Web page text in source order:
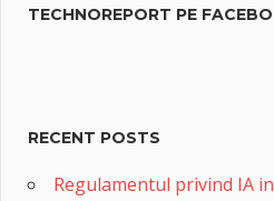
TECHNOREPORT PE
RECENT POSTS
Regulamentul privind IA